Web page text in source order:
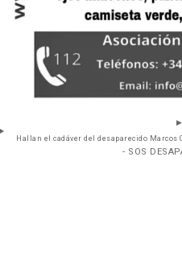
Hallan el cadáver del desaparecido
- SOS